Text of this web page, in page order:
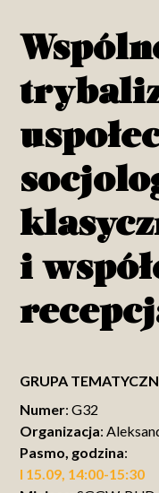
i
GRUPA
Numer: G32
Organizacja:
Pasmo, godzina:
I 15.09, 14:00-15:30